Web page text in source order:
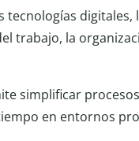
tecnologías digitales,
trabajo, la
simplificar
en entornos